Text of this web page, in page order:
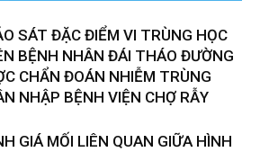
SÁT ĐẶC ĐIỂM VI TRÙNG HỌC
BỆNH NHÂN ĐÁI THÁO ĐƯỜNG
CHẨN ĐOÁN NHIỄM TRÙNG
NHẬP BỆNH VIỆN CHỢ RẪY
GIÁ MỐI LIÊN QUAN GIỮA HÌNH